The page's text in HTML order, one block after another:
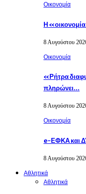
Οικονομία
Η
8 Αυγούστου
Οικονομία
«Ρήτρα
πληρώνει…
8 Αυγούστου
Οικονομία
e-ΕΦΚΑ και
8 Αυγούστου
Αθλητικά
Αθλητικά